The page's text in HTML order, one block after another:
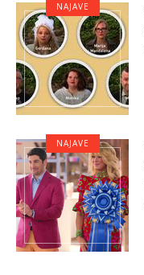
NAJAVE
NAJAVE